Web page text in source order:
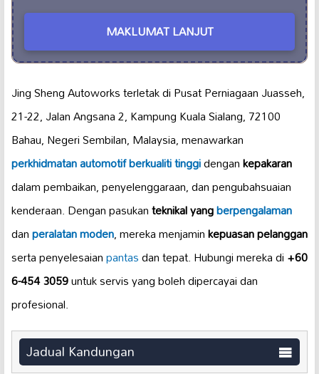
MAKLUMAT LANJUT
Jing Sheng Autoworks terletak di Pusat Perniagaan Juasseh,
21-22, Jalan Angsana 2, Kampung Kuala Sialang, 72100
Bahau, Negeri Sembilan, Malaysia, menawarkan
perkhidmatan automotifberkualiti tinggidengankepakaran
dalam pembaikan, penyelenggaraan, dan pengubahsuaian
kenderaan. Dengan pasukanteknikal yangberpengalaman
danperalatan moden, mereka menjaminkepuasan pelanggan
serta penyelesaianpantasdan tepat. Hubungi mereka di+60
6-454 3059untuk servis yang boleh dipercayai dan
profesional.
Jadual Kandungan